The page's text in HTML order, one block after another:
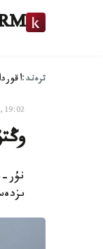
ترەند:اقوردا
19:02, 09 شىلدە 2020